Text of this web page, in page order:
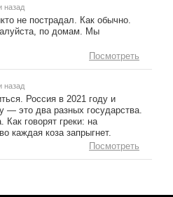
назад
не пострадал. Как обычно.
по домам. Мы
Посмотреть
назад
Россия в 2021 году и
— это два разных государства.
Как говорят греки: на
каждая коза запрыгнет.
Посмотреть